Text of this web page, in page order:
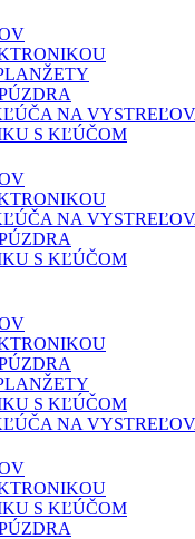
NA
S KĽÚČOM
NA
S KĽÚČOM
S KĽÚČOM
NA
S KĽÚČOM